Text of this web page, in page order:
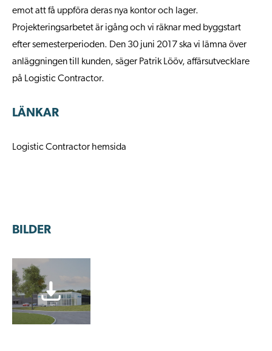
emot att få uppföra deras nya kontor och lager.
Projekteringsarbetet är igång och vi räknar med byggstart
efter semesterperioden. Den 30 juni 2017 ska vi lämna över
anläggningen till kunden, säger Patrik Lööv, affärsutvecklare
på Logistic Contractor.
LÄNKAR
Logistic Contractor hemsida
BILDER